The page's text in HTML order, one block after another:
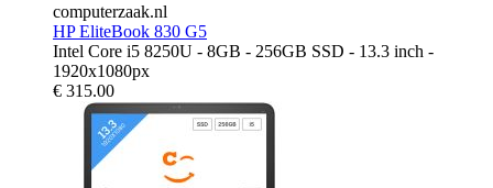
computerzaak.nl
HP EliteBook 830 G5
Intel Core i5 8250U - 8GB - 256GB SSD - 13.3 inch -
1920x1080px
€ 315.00